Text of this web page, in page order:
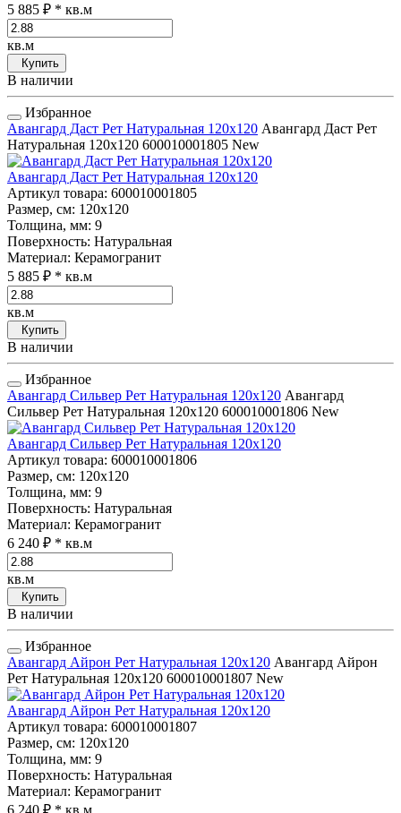
5 885 ₽ * кв.м
кв.м
Купить
В наличии
Избранное
Авангард Даст Рет Натуральная 120x120 Авангард Даст Рет
Натуральная 120x120 600010001805 New
Авангард Даст Рет Натуральная 120x120
Артикул товара: 600010001805
Размер, см: 120x120
Толщина, мм: 9
Поверхность: Натуральная
Материал: Керамогранит
5 885 ₽ * кв.м
кв.м
Купить
В наличии
Избранное
Авангард Сильвер Рет Натуральная 120x120 Авангард
Сильвер Рет Натуральная 120x120 600010001806 New
Авангард Сильвер Рет Натуральная 120x120
Артикул товара: 600010001806
Размер, см: 120x120
Толщина, мм: 9
Поверхность: Натуральная
Материал: Керамогранит
6 240 ₽ * кв.м
кв.м
Купить
В наличии
Избранное
Авангард Айрон Рет Натуральная 120x120 Авангард Айрон
Рет Натуральная 120x120 600010001807 New
Авангард Айрон Рет Натуральная 120x120
Артикул товара: 600010001807
Размер, см: 120x120
Толщина, мм: 9
Поверхность: Натуральная
Материал: Керамогранит